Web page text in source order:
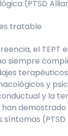
(PTSD
es tratable
el TEPT
siempre
y
y la
han
(PTSD